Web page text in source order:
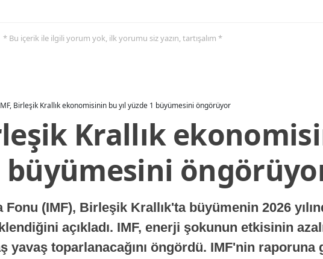
* Bu içerik ile ilgili yorum yok, ilk yorumu siz yazın, tartışalım *
Birleşik Krallık ekonomisinin bu yıl yüzde 1 büyümesini öngörüyor
Krallık
büyümesini
Fonu (IMF), Birleşik Krallık'ta büyümenin 2026
açıkladı. IMF, enerji şokunun etkisinin
yavaş toparlanacağını öngördü. IMF'nin raporuna